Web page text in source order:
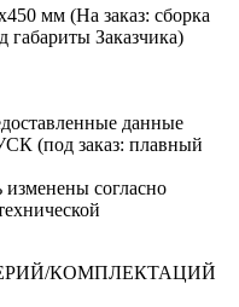
мм (На заказ: сборка
габариты Заказчика)
данные
(под заказ: плавный
согласно
КОМПЛЕКТАЦИЙ